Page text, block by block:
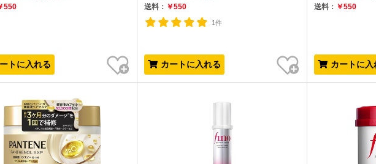
550
トに入れる
お気に入り
送料： ￥550
1件
カートに入れる
お気に入り
送料： ￥550
カートに入